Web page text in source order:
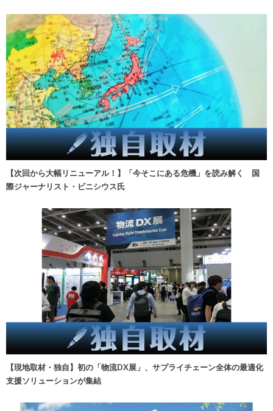
【次回から大幅リニューアル！】「今そこにある危機」を読み解く 国
際ジャーナリスト・ビニシウス氏
【現地取材・独自】初の「物流DX展」、サプライチェーン全体の最適化
支援ソリューションが集結